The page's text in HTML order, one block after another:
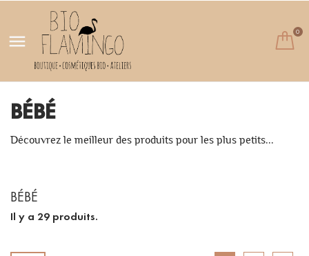
 0
BÉBÉ
Découvrez le meilleur des produits pour les plus petits...
BÉBÉ
Il y a 29 produits.